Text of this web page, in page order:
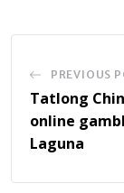
PREVIOUS
Tatlong
online
Laguna